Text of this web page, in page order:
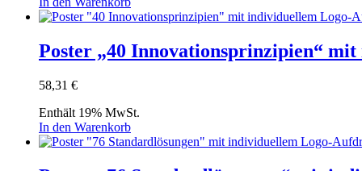
Poster „40 Innovationsprinzipien“
58,31 €
Enthält 19% MwSt.
In den Warenkorb